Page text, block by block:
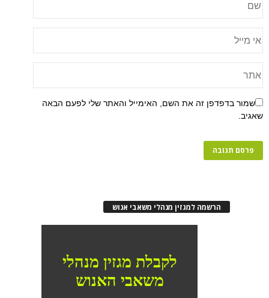
שמור בדפדפן זה את השם, האימייל והאתר שלי לפעם הבאה
שאגיב.
הרשמה למגזין מנהלי משאבי אנוש